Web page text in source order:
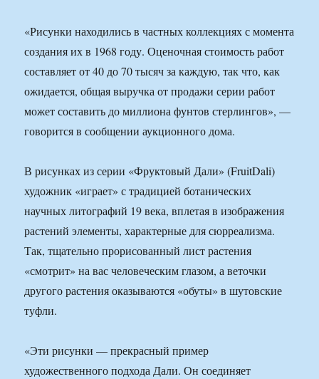
«Рисунки находились в частных коллекциях с момента
создания их в 1968 году. Оценочная стоимость работ
составляет от 40 до 70 тысяч за каждую, так что, как
ожидается, общая выручка от продажи серии работ
может составить до миллиона фунтов стерлингов», —
говорится в сообщении аукционного дома.
В рисунках из серии «Фруктовый Дали» (FruitDali)
художник «играет» с традицией ботанических
научных литографий 19 века, вплетая в изображения
растений элементы, характерные для сюрреализма.
Так, тщательно прорисованный лист растения
«смотрит» на вас человеческим глазом, а веточки
другого растения оказываются «обуты» в шутовские
туфли.
«Эти рисунки — прекрасный пример
художественного подхода Дали. Он соединяет